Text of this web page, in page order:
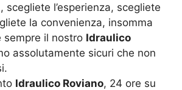
scegliete l’esperienza, scegliete
la convenienza, insomma
sempre il nostro Idraulico
assolutamente sicuri che non
Idraulico Roviano, 24 ore su